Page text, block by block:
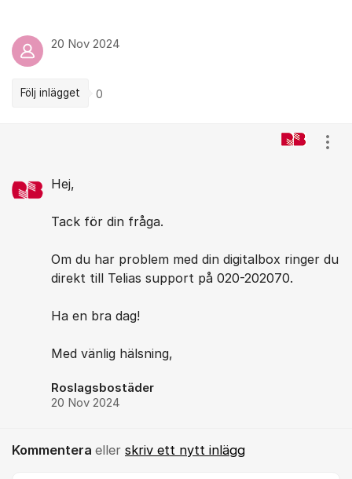
20 Nov 2024
Följ inlägget 0
Hej,
Tack för din fråga.
Om du har problem med din digitalbox ringer du
direkt till Telias support på 020-202070.
Ha en bra dag!
Med vänlig hälsning,
Roslagsbostäder
20 Nov 2024
Kommentera eller skriv ett nytt inlägg